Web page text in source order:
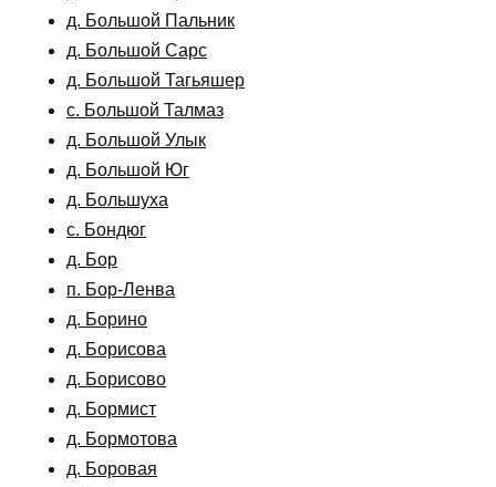
д. Большой Пальник
д. Большой Сарс
д. Большой Тагьяшер
с. Большой Талмаз
д. Большой Улык
д. Большой Юг
д. Большуха
с. Бондюг
д. Бор
п. Бор-Ленва
д. Борино
д. Борисова
д. Борисово
д. Бормист
д. Бормотова
д. Боровая